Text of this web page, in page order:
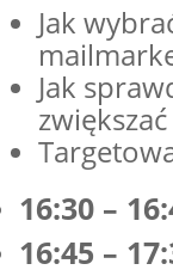
Jak
Jak
16:30 –
16:45 –